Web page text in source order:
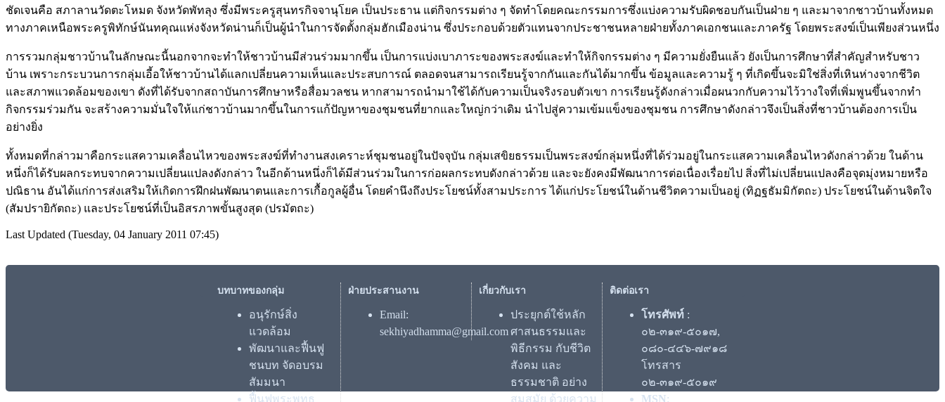
ชัดเจนคือ สภาลานวัดตะโหมด จังหวัดพัทลุง ซึ่งมีพระครูสุนทรกิจจานุโยค เป็นประธาน แต่กิจกรรมต่าง ๆ จัดทำโดยคณะกรรมการซึ่งแบ่งความรับผิดชอบกันเป็นฝ่าย ๆ และมาจากชาวบ้านทั้งหมด
ทางภาคเหนือพระครูพิทักษ์นันทคุณแห่งจังหวัดน่านก็เป็นผู้นำในการจัดตั้งกลุ่มฮักเมืองน่าน ซึ่งประกอบด้วยตัวแทนจากประชาชนหลายฝ่ายทั้งภาคเอกชนและภาครัฐ โดยพระสงฆ์เป็นเพียงส่วนหนึ่ง
การรวมกลุ่มชาวบ้านในลักษณะนี้นอกจากจะทำให้ชาวบ้านมีส่วนร่วมมากขึ้น เป็นการแบ่งเบาภาระของพระสงฆ์และทำให้กิจกรรมต่าง ๆ มีความยั่งยืนแล้ว ยังเป็นการศึกษาที่สำคัญสำหรับชาว
บ้าน เพราะกระบวนการกลุ่มเอี้อให้ชาวบ้านได้แลกเปลี่ยนความเห็นและประสบการณ์ ตลอดจนสามารถเรียนรู้จากกันและกันได้มากขึ้น ข้อมูลและความรู้ ๆ ที่เกิดขึ้นจะมิใช่สิ่งที่เหินห่างจากชีวิต
และสภาพแวดล้อมของเขา ดังที่ได้รับจากสถาบันการศึกษาหรือสื่อมวลชน หากสามารถนำมาใช้ได้กับความเป็นจริงรอบตัวเขา การเรียนรู้ดังกล่าวเมื่อผนวกกับความไว้วางใจที่เพิ่มพูนขึ้นจากทำ
กิจกรรมร่วมกัน จะสร้างความมั่นใจให้แก่ชาวบ้านมากขึ้นในการแก้ปัญหาของชุมชนที่ยากและใหญ่กว่าเดิม นำไปสู่ความเข้มแข็งของชุมชน การศึกษาดังกล่าวจึงเป็นสิ่งที่ชาวบ้านต้องการเป็น
อย่างยิ่ง
ทั้งหมดที่กล่าวมาคือกระแสความเคลื่อนไหวของพระสงฆ์ที่ทำงานสงเคราะห์ชุมชนอยู่ในปัจจุบัน กลุ่มเสขิยธรรมเป็นพระสงฆ์กลุ่มหนึ่งที่ได้ร่วมอยู่ในกระแสความเคลื่อนไหวดังกล่าวด้วย ในด้าน
หนึ่งก็ได้รับผลกระทบจากความเปลี่ยนแปลงดังกล่าว ในอีกด้านหนึ่งก็ได้มีส่วนร่วมในการก่อผลกระทบดังกล่าวด้วย และจะยังคงมีพัฒนาการต่อเนื่องเรื่อยไป สิ่งที่ไม่เปลี่ยนแปลงคือจุดมุ่งหมายหรือ
ปณิธาน อันได้แก่การส่งเสริมให้เกิดการฝึกฝนพัฒนาตนและการเกื้อกูลผู้อื่น โดยคำนึงถึงประโยชน์ทั้งสามประการ ได้แก่ประโยชน์ในด้านชีวิตความเป็นอยู่ (ทิฏฐธัมมิกัตถะ) ประโยชน์ในด้านจิตใจ
(สัมปรายิกัตถะ) และประโยชน์ที่เป็นอิสรภาพขั้นสูงสุด (ปรมัตถะ)
Last Updated (Tuesday, 04 January 2011 07:45)
บทบาทของกลุ่ม
อนุรักษ์สิ่ง
แวดล้อม
พัฒนาและฟื้นฟู
ชนบท จัดอบรม
สัมมนา
ฟื้นฟูพระพุทธ
ฝ่ายประสานงาน
Email:
sekhiyadhamma@gmail.com
เกี่ยวกับเรา
ประยุกต์ใช้หลัก
ศาสนธรรมและ
พิธีกรรม กับชีวิต
สังคม และ
ธรรมชาติ อย่าง
สมสมัย ด้วยความ
ติดต่อเรา
โทรศัพท์ :
๐๒-๓๑๙-๕๐๑๗,
๐๘๐-๔๔๖-๗๙๑๘
โทรสาร
๐๒-๓๑๙-๕๐๑๙
MSN: